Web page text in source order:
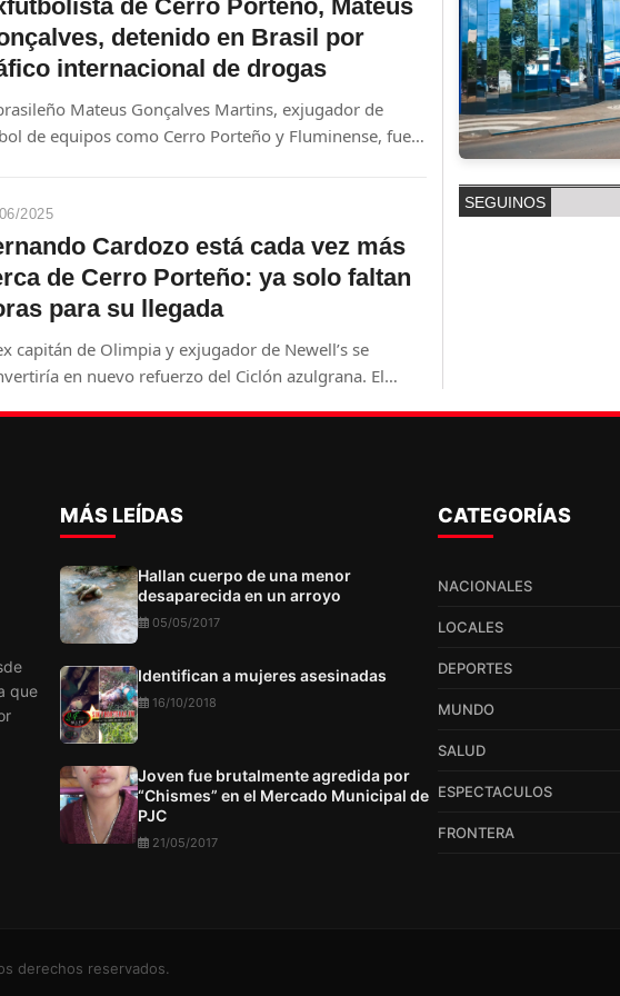
de Cerro Porteño, Mateus
detenido en Brasil por
internacional de drogas
Mateus Gonçalves Martins, exjugador de
de equipos como Cerro Porteño y Fluminense, fue
Brasil y Paraguay.
2025
Cardozo está cada vez más
de Cerro Porteño: ya solo faltan
para su llegada
capitán de Olimpia y exjugador de Newell’s se
en nuevo refuerzo del Ciclón azulgrana. El
SEGUINOS
que
MÁS LEÍDAS
Hallan cuerpo de una menor
desaparecida en un arroyo
05/05/2017
Identifican a mujeres asesinadas
16/10/2018
Joven fue brutalmente agredida por
“Chismes” en el Mercado Municipal de
PJC
21/05/2017
CATEGORÍAS
NACIONALES
LOCALES
DEPORTES
MUNDO
SALUD
ESPECTACULOS
FRONTERA
derechos reservados.